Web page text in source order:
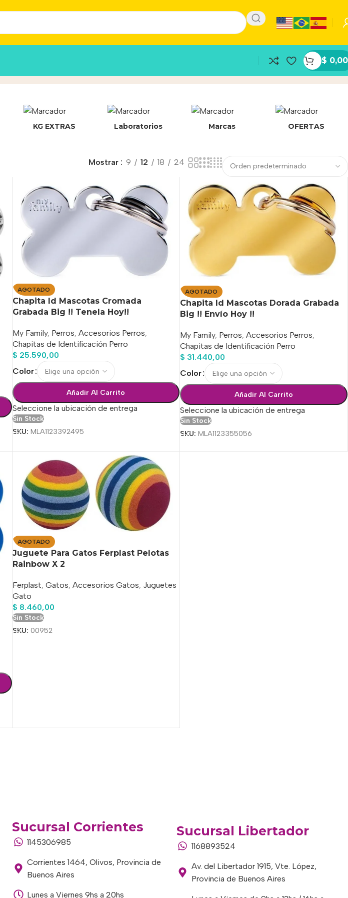
$ 0,00
KG EXTRAS Laboratorios Marcas OFERTAS
Mostrar 9 12 18 24
AGOTADO
Chapita Id Mascotas Cromada
Grabada Big !! Tenela Hoy!!
My Family, Perros, Accesorios Perros,
Chapitas de Identificación Perro
$ 25.590,00
Color
Añadir Al Carrito
Seleccione la ubicación de entrega
Sin Stock
SKU: MLA1123392495
AGOTADO
Chapita Id Mascotas Dorada Grabada
Big !! Envío Hoy !!
My Family, Perros, Accesorios Perros,
Chapitas de Identificación Perro
$ 31.440,00
Color
Añadir Al Carrito
Seleccione la ubicación de entrega
Sin Stock
SKU:MLA1123355056
AGOTADO
Juguete Para Gatos Ferplast Pelotas
Rainbow X 2
Ferplast, Gatos, Accesorios Gatos, Juguetes
Gato
$ 8.460,00
Sin Stock
SKU: 00952
Sucursal Corrientes
1145306985
Corrientes 1464, Olivos, Provincia de
Buenos Aires
Lunes a Viernes 9hs a 20hs
Sucursal Libertador
1168893524
Av. del Libertador 1915, Vte. López,
Provincia de Buenos Aires